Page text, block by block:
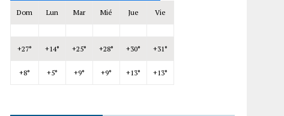
Dom Lun Mar Mié Jue Vie
+27° +14° +25° +28° +30° +31°
+8° +5° +9° +9° +13° +13°